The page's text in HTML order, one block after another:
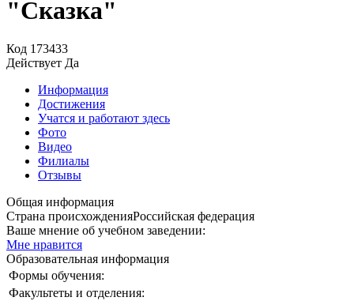
"Сказка"
Код 173433
Действует Да
Информация
Достижения
Учатся и работают здесь
Фото
Видео
Филиалы
Отзывы
Общая информация
Страна происхожденияРоссийская федерация
Ваше мнение об учебном заведении:
Мне нравится
Образовательная информация
Формы обучения:
Факультеты и отделения: